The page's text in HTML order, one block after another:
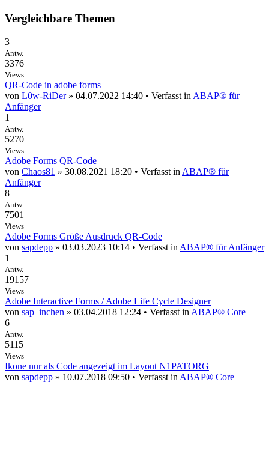
Vergleichbare Themen
3
Antw.
3376
Views
QR-Code in adobe forms
von L0w-RiDer» 04.07.2022 14:40 • Verfasst in ABAP® für
Anfänger
1
Antw.
5270
Views
Adobe Forms QR-Code
von Chaos81 » 30.08.2021 18:20 • Verfasst in ABAP® für
Anfänger
8
Antw.
7501
Views
Adobe Forms Größe Ausdruck QR-Code
von sapdepp » 03.03.2023 10:14 • Verfasst in ABAP® für Anfänger
1
Antw.
19157
Views
Adobe Interactive Forms / Adobe Life Cycle Designer
von sap_inchen » 03.04.2018 12:24 • Verfasst in ABAP® Core
6
Antw.
5115
Views
Ikone nur als Code angezeigt im Layout N1PATORG
von sapdepp » 10.07.2018 09:50 • Verfasst in ABAP® Core